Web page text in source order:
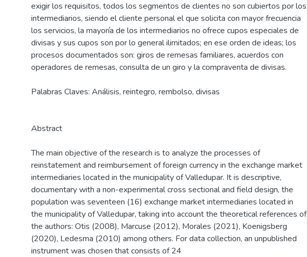
exigir los requisitos, todos los segmentos de clientes no son cubiertos por los
intermediarios, siendo el cliente personal el que solicita con mayor frecuencia
los servicios, la mayoría de los intermediarios no ofrece cupos especiales de
divisas y sus cupos son por lo general ilimitados; en ese orden de ideas; los
procesos documentados son: giros de remesas familiares, acuerdos con
operadores de remesas, consulta de un giro y la compraventa de divisas.
Palabras Claves: Análisis, reintegro, rembolso, divisas
Abstract
The main objective of the research is to analyze the processes of
reinstatement and reimbursement of foreign currency in the exchange market
intermediaries located in the municipality of Valledupar. It is descriptive,
documentary with a non-experimental cross sectional and field design, the
population was seventeen (16) exchange market intermediaries located in
the municipality of Valledupar, taking into account the theoretical references of
the authors: Otis (2008), Marcuse (2012), Morales (2021), Koenigsberg
(2020), Ledesma (2010) among others. For data collection, an unpublished
instrument was chosen that consists of 24